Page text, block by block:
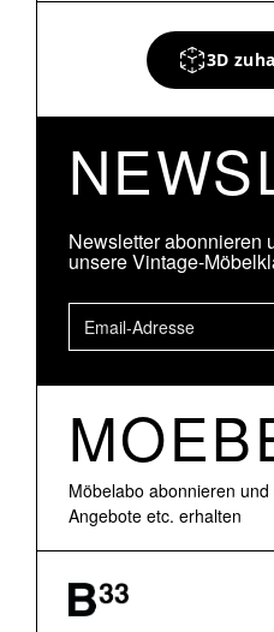
3D
Newsletter abonnieren
unsere Vintage-
Möbelabo abonnieren
Angebote etc. erhalten